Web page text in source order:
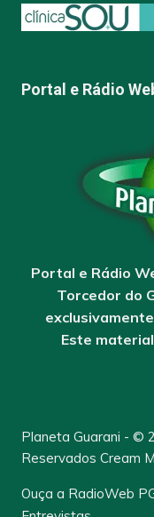
Portal e Rádio
Portal e Rádio
Torcedor do
Este
Planeta Guarani - ©
Reservados Cream
Ouça a RadioWeb